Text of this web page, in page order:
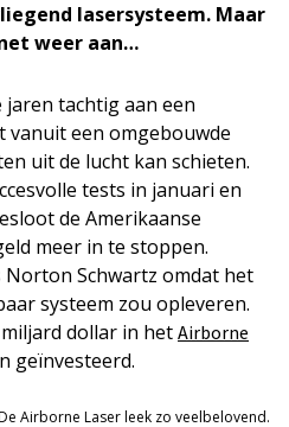
lasersysteem. Maar
weer aan…
jaren tachtig aan een
vanuit een omgebouwde
uit de lucht kan schieten.
tests in januari en
de Amerikaanse
meer in te stoppen.
Schwartz omdat het
systeem zou opleveren.
miljard dollar in het Airborne
geïnvesteerd.
Airborne Laser leek zo veelbelovend.